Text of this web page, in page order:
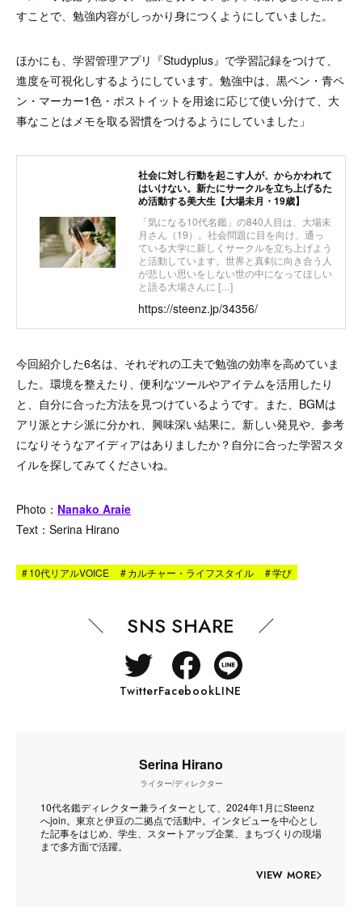
すことで、勉強内容がしっかり身につくようにしていました。
ほかにも、学習管理アプリ『Studyplus』で学習記録をつけて、
進度を可視化しするようにしています。勉強中は、黒ペン・青ペ
ン・マーカー1色・ポストイットを用途に応じて使い分けて、大
事なことはメモを取る習慣をつけるようにしていました」
社会に対し行動を起こす人が、からかわれて
はいけない。新たにサークルを立ち上げるた
め活動する美大生【大場未月・19歳】
「気になる10代名鑑」の840人目は、大場未
月さん（19）。社会問題に目を向け、通っ
ている大学に新しくサークルを立ち上げよう
と活動しています。世界と真剣に向き合う人
が悲しい思いをしない世の中になってほしい
と語る大場さんに […]
https://steenz.jp/34356/
今回紹介した6名は、それぞれの工夫で勉強の効率を高めていま
した。環境を整えたり、便利なツールやアイテムを活用したり
と、自分に合った方法を見つけているようです。また、BGMは
アリ派とナシ派に分かれ、興味深い結果に。新しい発見や、参考
になりそうなアイディアはありましたか？自分に合った学習スタ
イルを探してみてくださいね。
Photo： Nanako Araie
Text：Serina Hirano
#10代リアルVOICE #カルチャー・ライフスタイル #学び
SNS SHARE
TwitterFacebookLINE
Serina Hirano
ライター/ディレクター
10代名鑑ディレクター兼ライターとして、2024年1月にSteenz
へjoin。東京と伊豆の二拠点で活動中。インタビューを中心とし
た記事をはじめ、学生、スタートアップ企業、まちづくりの現場
まで多方面で活躍。
VIEW MORE